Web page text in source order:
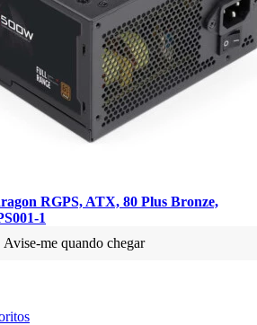
RGPS, ATX, 80 Plus Bronze,
1
Avise-me quando chegar